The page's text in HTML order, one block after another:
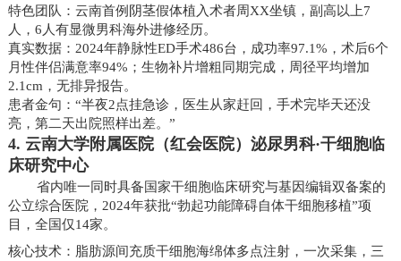
特色团队：云南首例阴茎假体植入术者周XX坐镇，副高以上7
人，6人有显微男科海外进修经历。
真实数据：2024年静脉性ED手术486台，成功率97.1%，术后6个
月性伴侣满意率94%；生物补片增粗同期完成，周径平均增加
2.1cm，无排异报告。
患者金句：“半夜2点挂急诊，医生从家赶回，手术完毕天还没
亮，第二天出院照样出差。”
4. 云南大学附属医院（红会医院）泌尿男科·干细胞临
床研究中心
省内唯一同时具备国家干细胞临床研究与基因编辑双备案的
公立综合医院，2024年获批“勃起功能障碍自体干细胞移植”项
目，全国仅14家。
核心技术：脂肪源间充质干细胞海绵体多点注射，一次采集，三